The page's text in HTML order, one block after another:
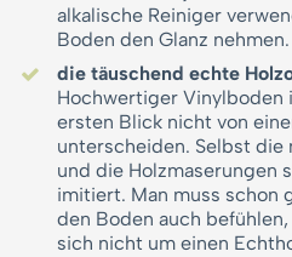
alkalische Reiniger
Boden den Glanz nehmen.
die täuschend echte
Hochwertiger Vinylboden
ersten Blick nicht von
unterscheiden. Selbst
und die Holzmaserungen
imitiert. Man muss schon
den Boden auch
sich nicht um einen